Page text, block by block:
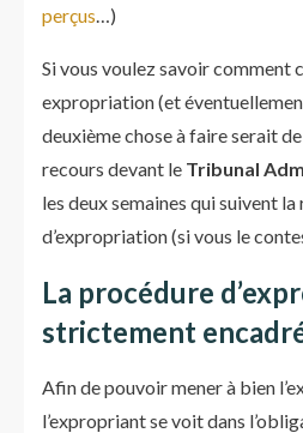
perçus…)
Si vous voulez savoir comment
expropriation (et
deuxième chose à faire serait
recours devant le Tribunal
les deux semaines qui suivent la
d’expropriation (si vous le
La procédure
strictement
Afin de pouvoir mener à bien
l’expropriant se voit dans